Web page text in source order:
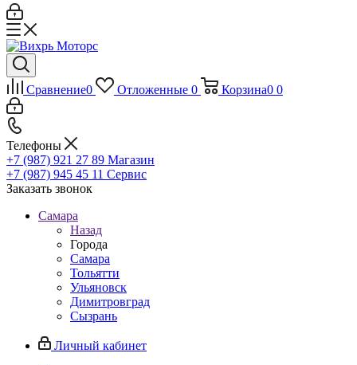
Сравнение0 Отложенные 0 Корзина0 0
Телефоны
+7 (987) 921 27 89 Магазин
+7 (987) 945 45 11 Сервис
Заказать звонок
Самара
Назад
Города
Самара
Тольятти
Ульяновск
Димитровград
Сызрань
Личный кабинет